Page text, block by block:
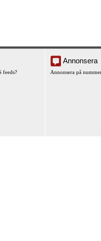
feeds?
Annonsera
Annonsera på